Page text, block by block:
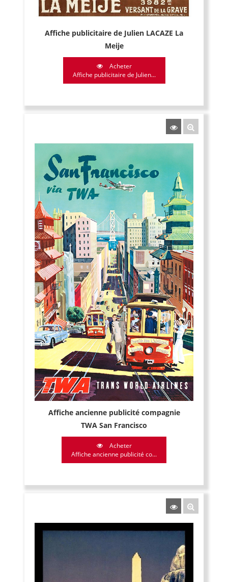
Affiche publicitaire de Julien LACAZE La
Meije
Acheter
Affiche publicitaire de Julien...
Affiche ancienne publicité compagnie
TWA San Francisco
Acheter
Affiche ancienne publicité co...